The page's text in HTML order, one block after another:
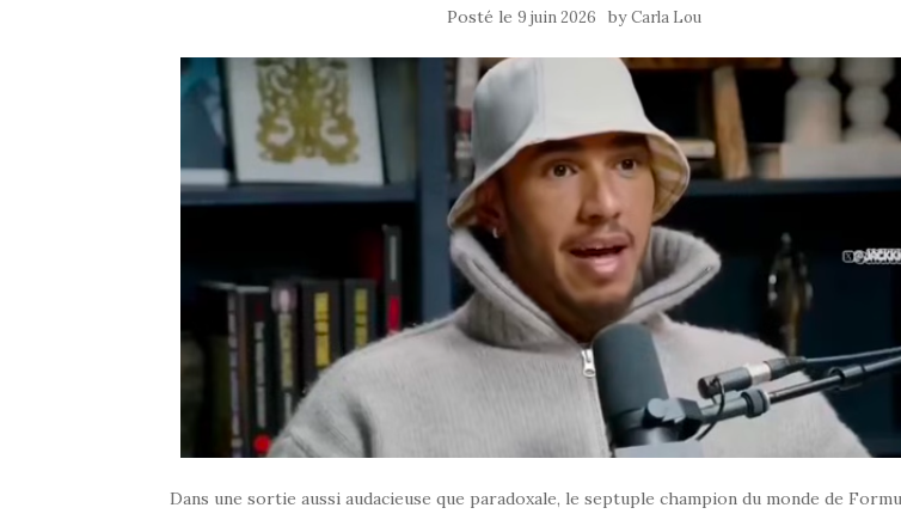
Posté le 9 juin 2026 byCarla Lou
Dans une sortie aussi audacieuse que paradoxale, le septuple champion du monde de